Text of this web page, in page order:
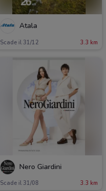
Atala
Scade il 31/12 3.3 km
Nero Giardini
Scade il 31/08 3.3 km